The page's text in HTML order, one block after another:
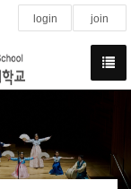
login join